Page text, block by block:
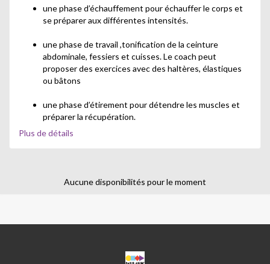
une phase d’échauffement pour échauffer le corps et
se préparer aux différentes intensités.
une phase de travail ,tonification de la ceinture
abdominale, fessiers et cuisses. Le coach peut
proposer des exercices avec des haltères, élastiques
ou bâtons
une phase d’étirement pour détendre les muscles et
préparer la récupération.
Plus de détails
Aucune disponibilités pour le moment
CPA